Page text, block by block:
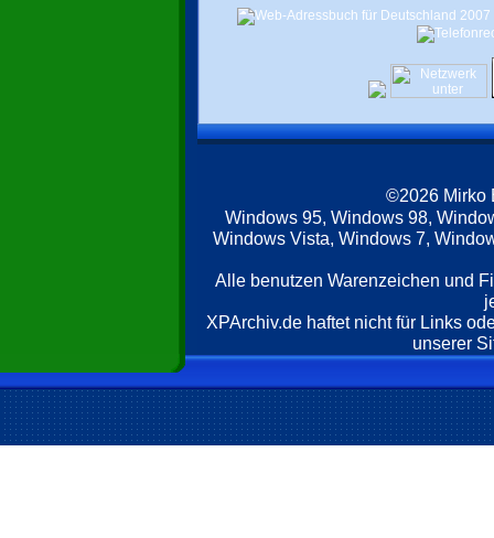
©2026 Mirko
Windows 95, Windows 98,
Windows Vista, Windows 7,
Alle benutzen Warenzeichen und
XPArchiv.de haftet nicht für Links
unserer